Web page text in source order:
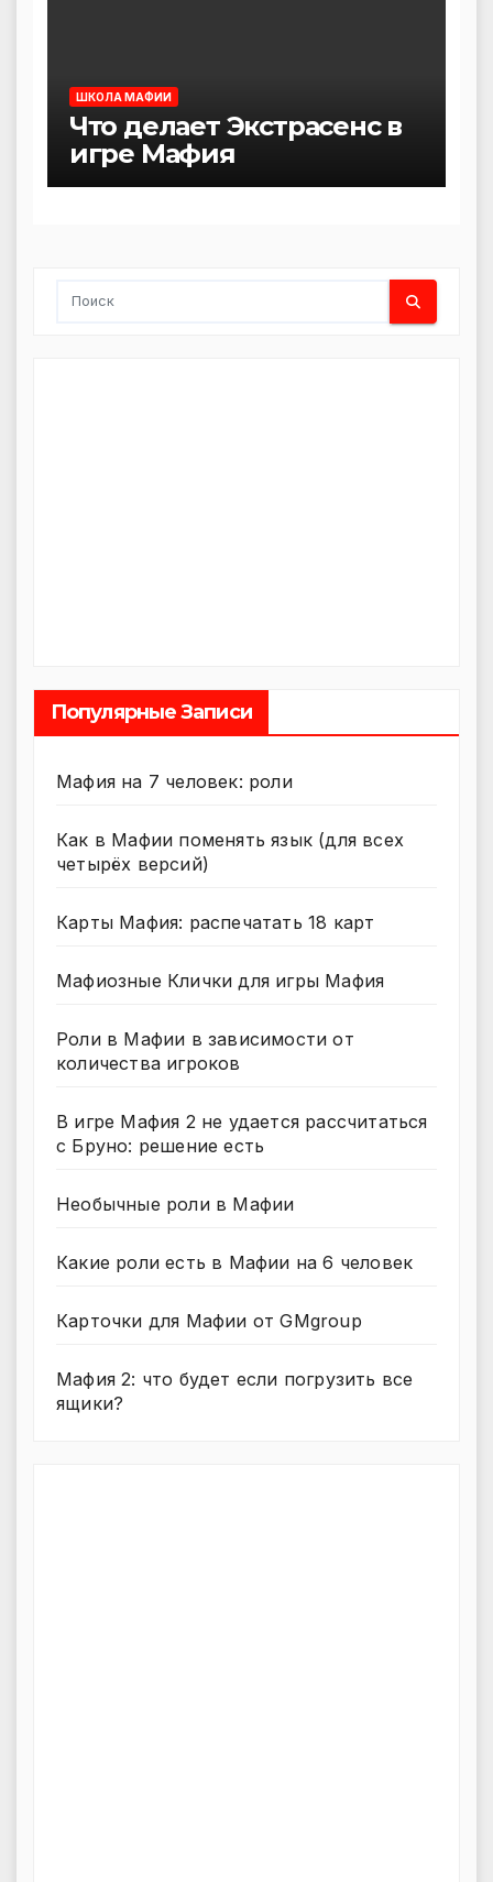
ШКОЛА МАФИИ
Что делает Экстрасенс в
игре Мафия
Популярные Записи
Мафия на 7 человек: роли
Как в Мафии поменять язык (для всех
четырёх версий)
Карты Мафия: распечатать 18 карт
Мафиозные Клички для игры Мафия
Роли в Мафии в зависимости от
количества игроков
В игре Мафия 2 не удается рассчитаться
с Бруно: решение есть
Необычные роли в Мафии
Какие роли есть в Мафии на 6 человек
Карточки для Мафии от GMgroup
Мафия 2: что будет если погрузить все
ящики?